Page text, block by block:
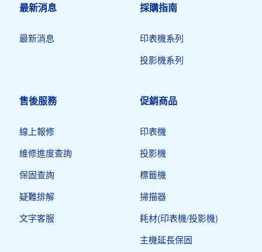
最新消息
最新消息
採購指南
印表機系列
投影機系列
售後服務
線上報修
維修進度查詢
保固查詢
疑難排解
文字客服
促銷商品
印表機​
投影機
標籤機
掃描器
耗材(印表機/投影機)
主機延長保固